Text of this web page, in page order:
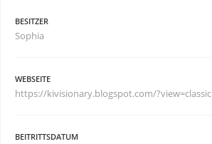
BESITZER
Sophia
WEBSEITE
https://kivisionary.blogspot.com/?view=classic
BEITRITTSDATUM